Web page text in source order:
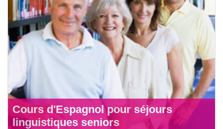
Cours d'Espagnol pour séjours
linguistiques seniors